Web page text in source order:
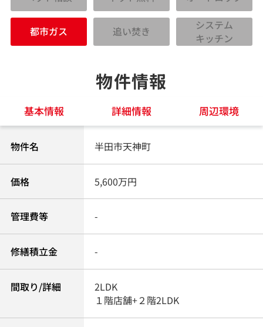
都市ガス 追い焚き
システム
キッチン
物件情報
基本情報 詳細情報 周辺環境
物件名 半田市天神町
価格 5,600万円
管理費等 -
修繕積立金 -
間取り/詳細
2LDK
１階店舗+２階2LDK